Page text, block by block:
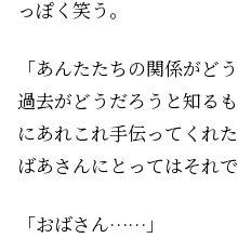
っぽく笑う。
「あんたたちの関係がど
過去がどうだろうと知る
にあれこれ手伝ってくれ
ばあさんにとってはそれ
「おばさん……」